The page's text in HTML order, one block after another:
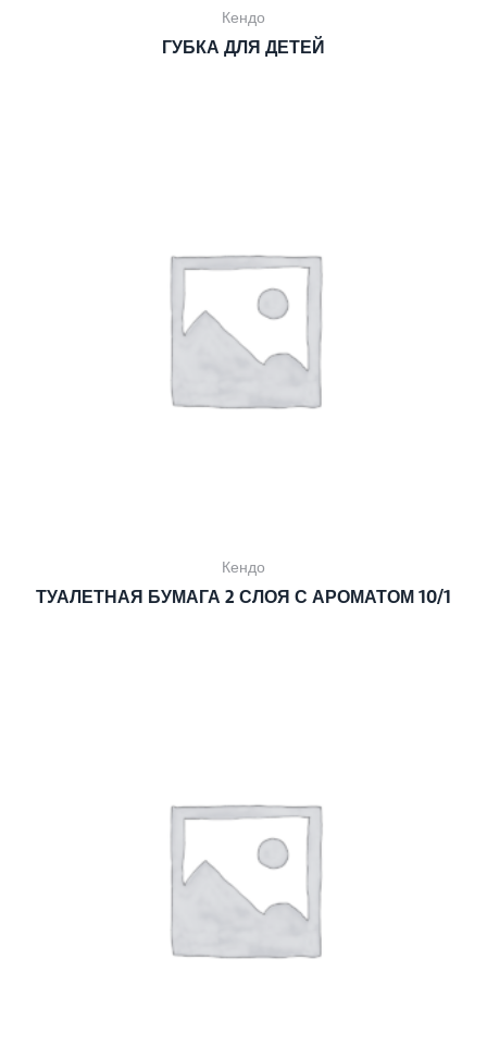
Кендо
ГУБКА ДЛЯ ДЕТЕЙ
Кендо
ТУАЛЕТНАЯ БУМАГА 2 СЛОЯ С АРОМАТОМ 10/1